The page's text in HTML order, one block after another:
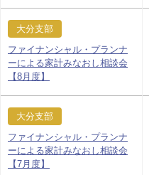
大分支部
ファイナンシャル・プランナ
ーによる家計みなおし相談会
【8月度】
大分支部
ファイナンシャル・プランナ
ーによる家計みなおし相談会
【7月度】